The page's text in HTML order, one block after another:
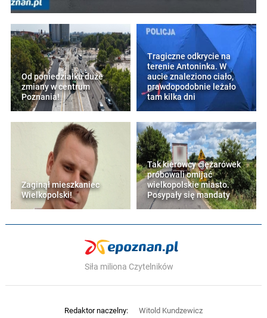
Od poniedziałku duże
zmiany w centrum
Poznania!
Tragiczne odkrycie na
terenie Antoninka. W
aucie znaleziono ciało,
prawdopodobnie leżało
tam kilka dni
Zaginął mieszkaniec
Wielkopolski!
Tak kierowcy ciężarówek
próbowali omijać
wielkopolskie miasto.
Posypały się mandaty
Siła miliona Czytelników
Redaktor naczelny:
Witold Kundzewicz